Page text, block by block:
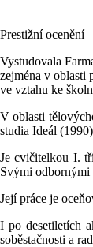
Prestižní ocenění
Vystudovala
zejména v oblasti
ve vztahu ke
V oblasti
studia Ideál
Je cvičitelkou I.
Svými odbornými
Její práce je
I po desetiletích
soběstačnosti a